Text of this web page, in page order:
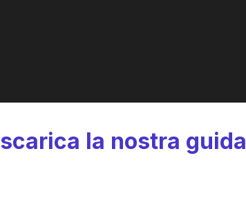
scarica la nostra guida